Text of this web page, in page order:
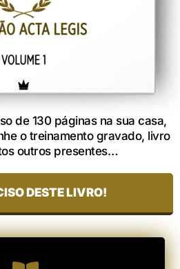
de 130 páginas na sua casa,
o treinamento gravado, livro
outros presentes…
DESTE LIVRO!